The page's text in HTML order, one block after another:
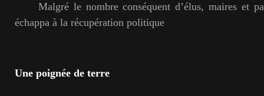
Malgré le nombre conséquent d’élus, maires et
échappa à la récupération politique
Une poignée de terre